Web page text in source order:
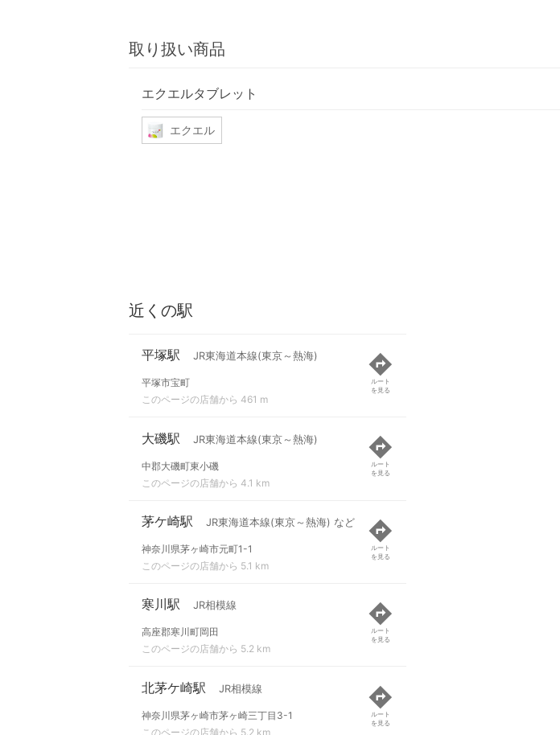
取り扱い商品
エクエルタブレット
エクエル
近くの駅
平塚駅 JR東海道本線(東京～熱海)
平塚市宝町
このページの店舗から 461 m
ルート
を見る
大磯駅 JR東海道本線(東京～熱海)
中郡大磯町東小磯
このページの店舗から 4.1 km
ルート
を見る
茅ケ崎駅 JR東海道本線(東京～熱海) など
神奈川県茅ヶ崎市元町1-1
このページの店舗から 5.1 km
ルート
を見る
寒川駅 JR相模線
高座郡寒川町岡田
このページの店舗から 5.2 km
ルート
を見る
北茅ケ崎駅 JR相模線
神奈川県茅ヶ崎市茅ヶ崎三丁目3-1
このページの店舗から 5.2 km
ルート
を見る